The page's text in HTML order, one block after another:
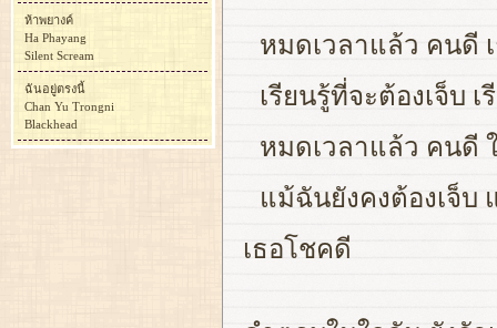
หมดเวลาแล้ว คนดี
เรียนรู้ที่จะต้องเจ็บ
หมดเวลาแล้ว คนดี
แม้ฉันยังคงต้องเจ็บ
เธอโชคดี
ห้าพยางค์
Ha Phayang
Silent Scream
ฉันอยู่ตรงนี้
Chan Yu Trongni
Blackhead